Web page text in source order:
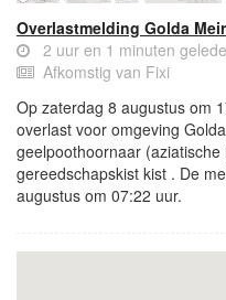
Overlastmelding Golda
2 uur en 1 minuten
Afkomstig van Fixi
Op zaterdag 8 augustus om
overlast voor omgeving
geelpoothoornaar
gereedschapskist kist . De
augustus om 07:22 uur.